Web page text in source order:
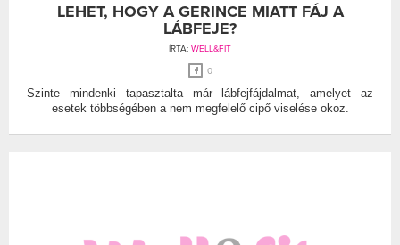
LEHET, HOGY A GERINCE MIATT FÁJ A
LÁBFEJE?
ÍRTA: WELL&FIT
0
Szinte mindenki tapasztalta már lábfejfájdalmat, amelyet az
esetek többségében a nem megfelelő cipő viselése okoz.